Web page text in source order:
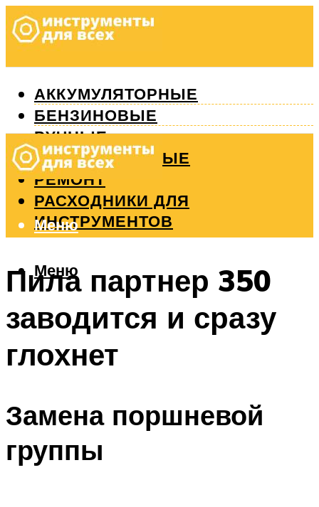
АККУМУЛЯТОРНЫЕ
БЕНЗИНОВЫЕ
РУЧНЫЕ
ИЗМЕРИТЕЛЬНЫЕ
РЕМОНТ
РАСХОДНИКИ ДЛЯ
ИНСТРУМЕНТОВ
Меню
Меню
Пила партнер 350
заводится и сразу
глохнет
Замена поршневой
группы